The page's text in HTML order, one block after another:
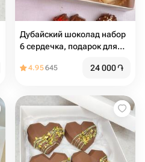
Дубайский шоколад набор
6 сердечка, подарок для
4.95645 24 000֏